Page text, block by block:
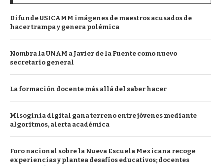
Difunde USICAMM imágenes de maestros acusados de
hacer trampa y genera polémica
Nombra la UNAM a Javier de la Fuente como nuevo
secretario general
La formación docente más allá del saber hacer
Misoginia digital gana terreno entre jóvenes mediante
algoritmos, alerta académica
Foro nacional sobre la Nueva Escuela Mexicana recoge
experiencias y plantea desafíos educativos; docentes